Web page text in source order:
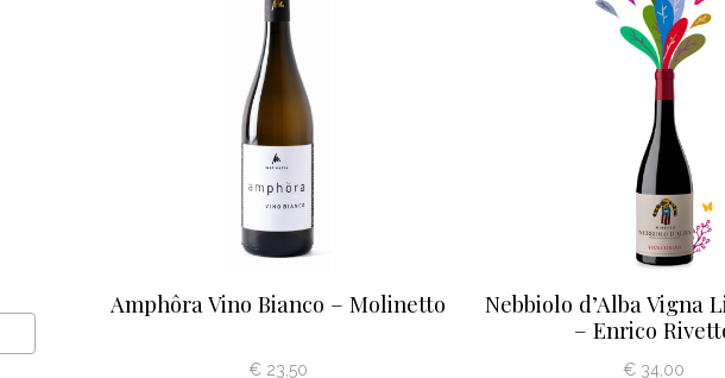
Amphôra Vino Bianco – Molinetto
€23,50
Nebbiolo d’Alba Vigna
– Enrico
€ 34,00